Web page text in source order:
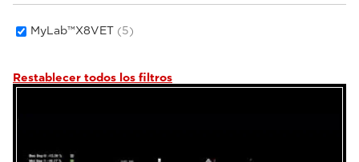
MyLab™X8VET (5)
Restablecer todos los filtros